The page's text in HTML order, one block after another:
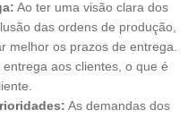
Ao ter uma visão clara dos
das ordens de produção,
melhor os prazos de entrega.
aos clientes, o que é
As demandas dos